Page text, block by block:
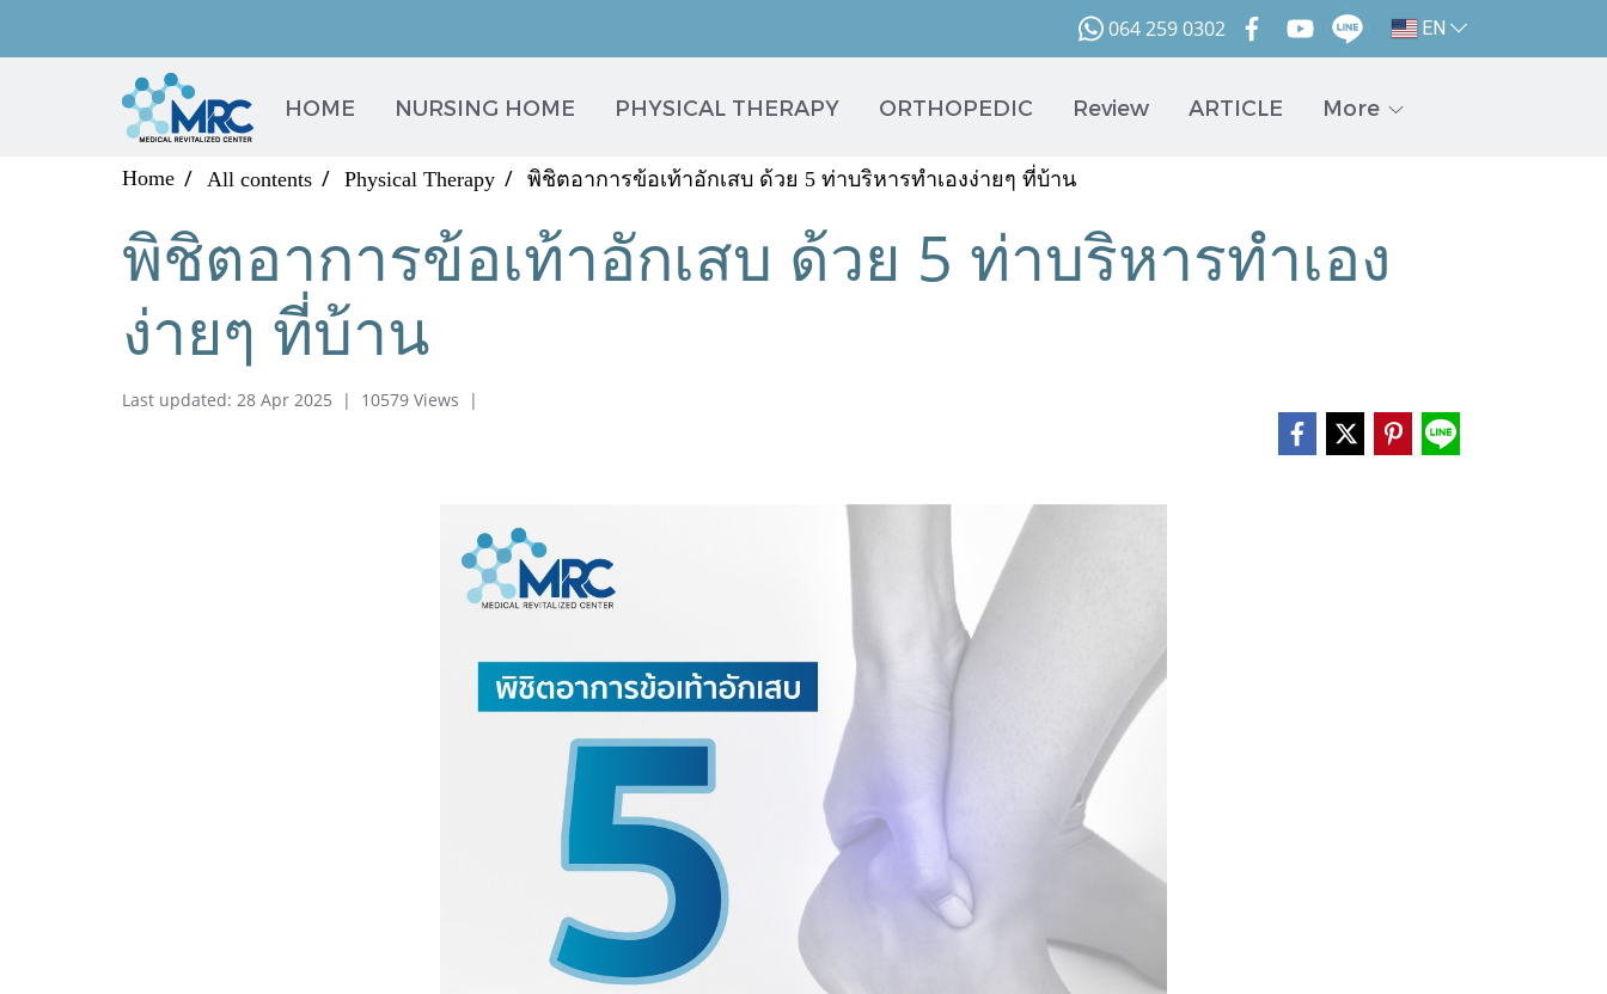
064 259 0302 EN
HOME NURSING HOME PHYSICAL THERAPY ORTHOPEDIC Review ARTICLE More
Home All contents Physical Therapy พิชิตอาการข้อเท้าอักเสบ ด้วย 5 ท่าบริหารทำเองง่ายๆ ที่บ้าน
พิชิตอาการข้อเท้าอักเสบ ด้วย 5 ท่าบริหารทำเอง
ง่ายๆ ที่บ้าน
Last updated: 28 Apr 2025 | 10579 Views |